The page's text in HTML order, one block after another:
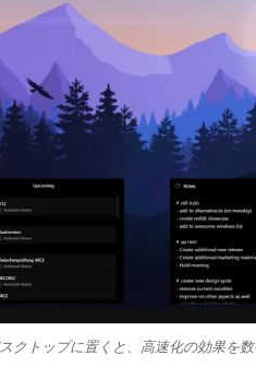
クトップに置くと、高速化の効果を